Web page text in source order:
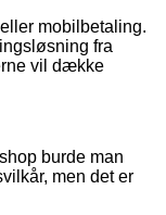
mobilbetaling.
fra
vil dække
burde man
men det er